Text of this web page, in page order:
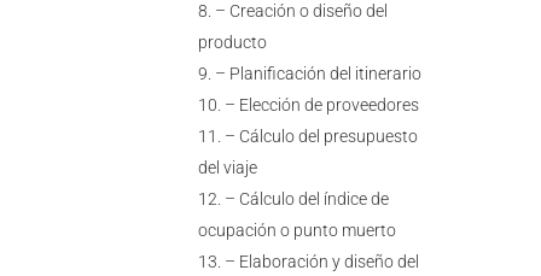
– Creación o diseño del
producto
– Planificación del itinerario
– Elección de proveedores
– Cálculo del presupuesto
del viaje
– Cálculo del índice de
ocupación o punto muerto
– Elaboración y diseño del